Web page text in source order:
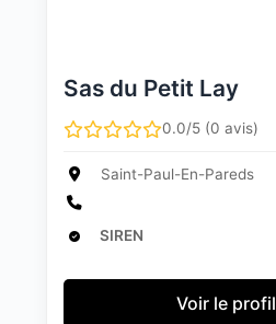
Sas du Petit Lay
0.0/5 (0 avis)
Saint-Paul-En-Pareds
SIREN
Voir le profil